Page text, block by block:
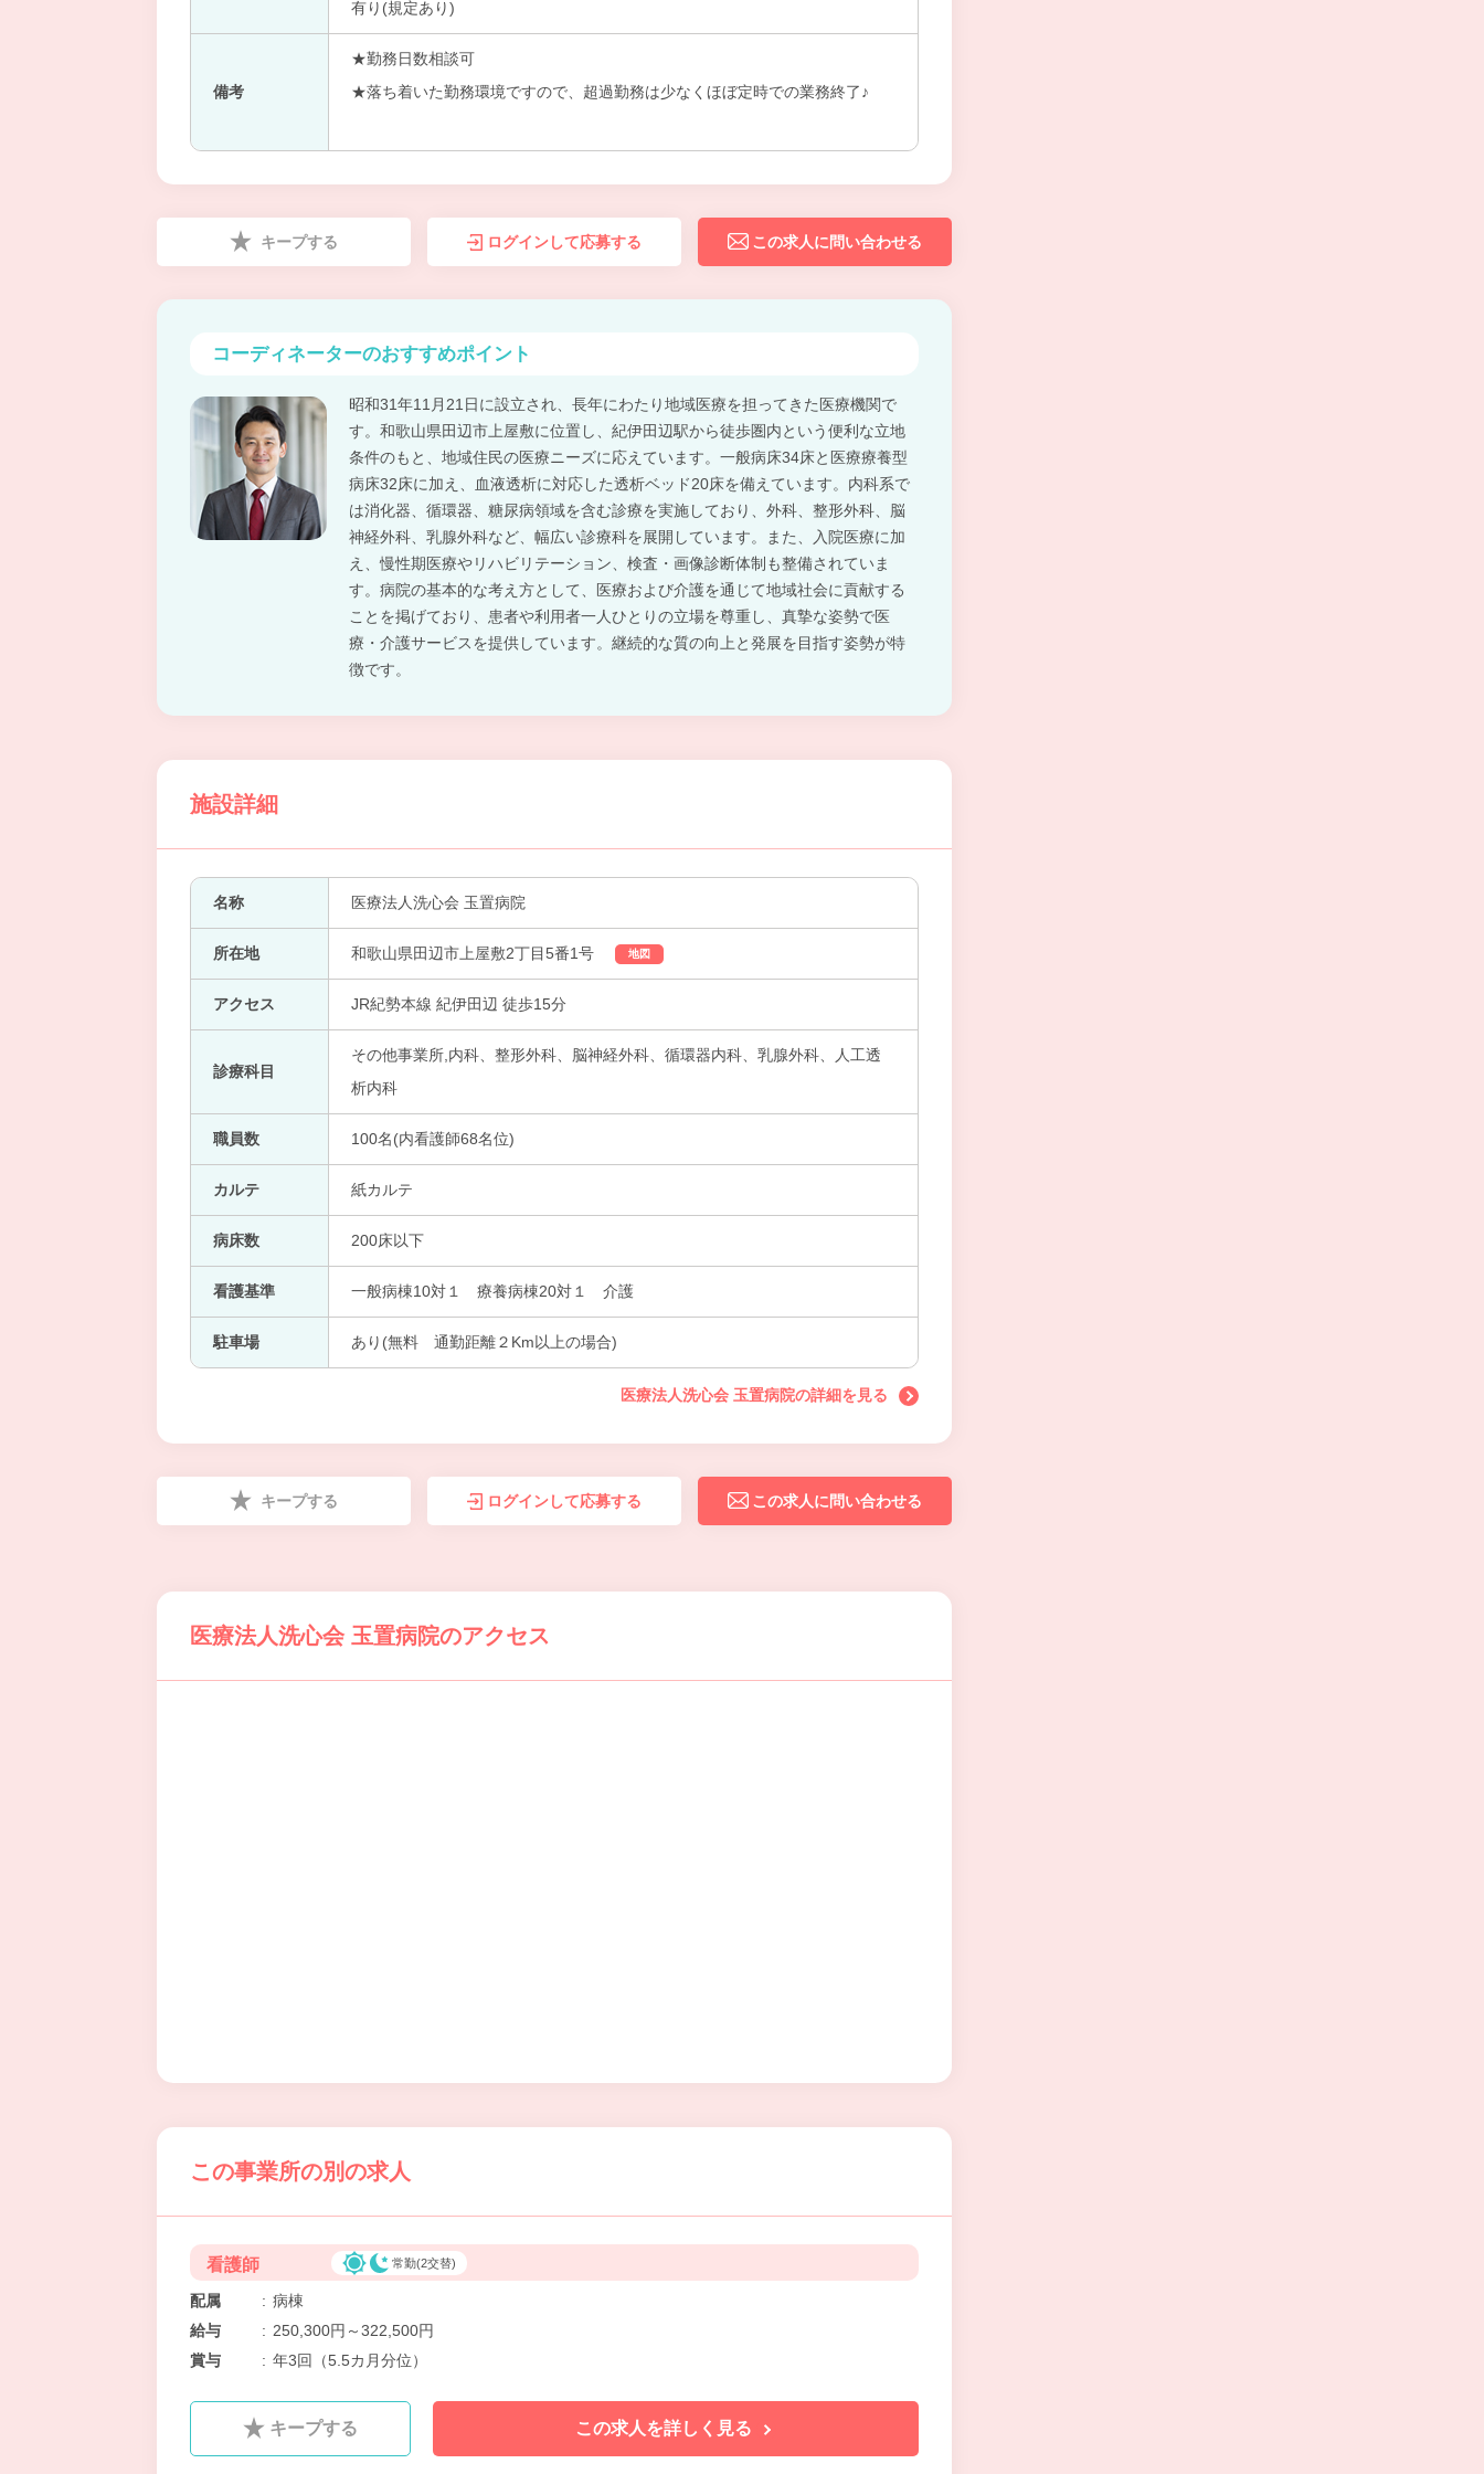
有り(規定あり)
備考
★勤務日数相談可
★落ち着いた勤務環境ですので、超過勤務は少なくほぼ定時での業務終了♪
キープする ログインして応募する この求人に問い合わせる
コーディネーターのおすすめポイント
昭和31年11月21日に設立され、長年にわたり地域医療を担ってきた医療機関で
す。和歌山県田辺市上屋敷に位置し、紀伊田辺駅から徒歩圏内という便利な立地
条件のもと、地域住民の医療ニーズに応えています。一般病床34床と医療療養型
病床32床に加え、血液透析に対応した透析ベッド20床を備えています。内科系で
は消化器、循環器、糖尿病領域を含む診療を実施しており、外科、整形外科、脳
神経外科、乳腺外科など、幅広い診療科を展開しています。また、入院医療に加
え、慢性期医療やリハビリテーション、検査・画像診断体制も整備されていま
す。病院の基本的な考え方として、医療および介護を通じて地域社会に貢献する
ことを掲げており、患者や利用者一人ひとりの立場を尊重し、真摯な姿勢で医
療・介護サービスを提供しています。継続的な質の向上と発展を目指す姿勢が特
徴です。
施設詳細
名称 医療法人洗心会 玉置病院
所在地 和歌山県田辺市上屋敷2丁目5番1号 地図
アクセス JR紀勢本線 紀伊田辺 徒歩15分
診療科目
その他事業所,内科、整形外科、脳神経外科、循環器内科、乳腺外科、人工透
析内科
職員数 100名(内看護師68名位)
カルテ 紙カルテ
病床数 200床以下
看護基準 一般病棟10対１ 療養病棟20対１ 介護
駐車場 あり(無料 通勤距離２Km以上の場合)
医療法人洗心会 玉置病院の詳細を見る
キープする ログインして応募する この求人に問い合わせる
医療法人洗心会 玉置病院のアクセス
この事業所の別の求人
看護師 常勤(2交替)
配属 : 病棟
給与
: 250,300円～322,500円
賞与
: 年3回（5.5カ月分位）
キープする この求人を詳しく見る